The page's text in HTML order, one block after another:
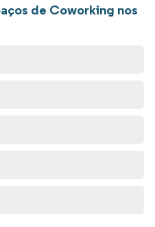
de Coworking nos